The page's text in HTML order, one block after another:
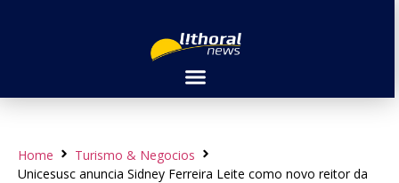
Home
Turismo & Negocios
Unicesusc anuncia Sidney Ferreira Leite como novo reitor da